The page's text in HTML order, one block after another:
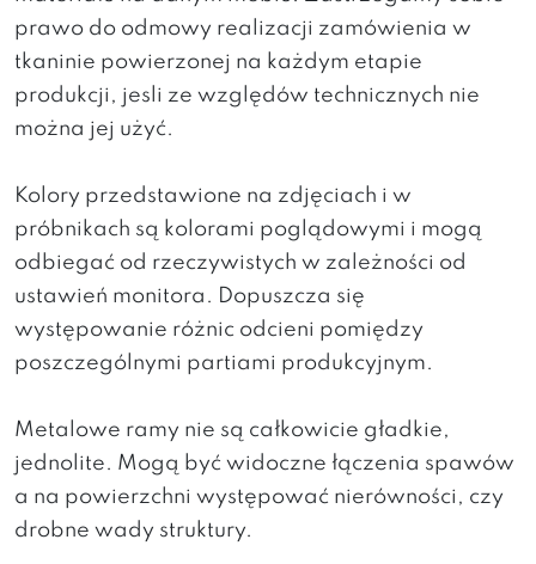
prawo do odmowy realizacji zamówienia w
tkaninie powierzonej na każdym etapie
produkcji, jesli ze względów technicznych nie
można jej użyć.
Kolory przedstawione na zdjęciach i w
próbnikach są kolorami poglądowymi i mogą
odbiegać od rzeczywistych w zależności od
ustawień monitora. Dopuszcza się
występowanie różnic odcieni pomiędzy
poszczególnymi partiami produkcyjnym.
Metalowe ramy nie są całkowicie gładkie,
jednolite. Mogą być widoczne łączenia spawów
a na powierzchni występować nierówności, czy
drobne wady struktury.